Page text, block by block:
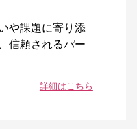
や課題に寄り添
信頼されるパー
詳細はこちら